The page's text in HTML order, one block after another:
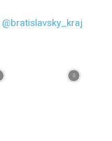
@bratislavsky_kraj